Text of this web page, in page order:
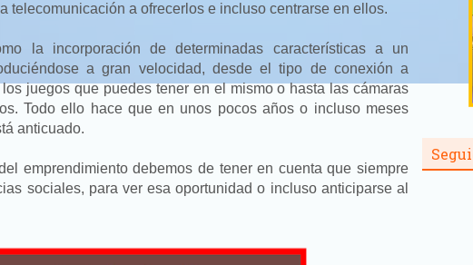
telecomunicación a ofrecerlos e incluso centrarse en ellos.
la incorporación de determinadas características a un
a gran velocidad, desde el tipo de conexión a
juegos que puedes tener en el mismo o hasta las cámaras
Todo ello hace que en unos pocos años o incluso meses
anticuado.
emprendimiento debemos de tener en cuenta que siempre
sociales, para ver esa oportunidad o incluso anticiparse al